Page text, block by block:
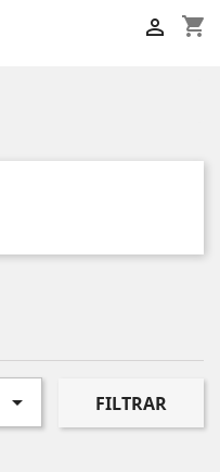
shopping_cart

 FILTRAR